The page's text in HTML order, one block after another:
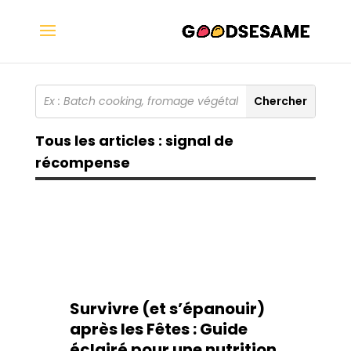
Tous les articles : signal de
récompense
Survivre (et s’épanouir)
après les Fêtes : Guide